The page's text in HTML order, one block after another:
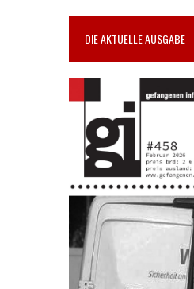
DIE AKTUELLE AUSGABE